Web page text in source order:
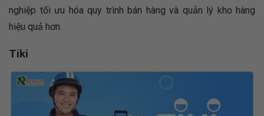
nghiệp tối ưu hóa quy trình bán hàng và quản lý kho hàng
hiệu quả hơn​.
Tiki